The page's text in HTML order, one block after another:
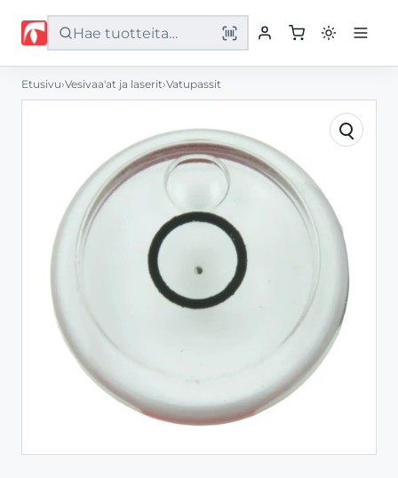
Etusivu
Palvelut
Yritys
Etusivu›Vesivaa'at ja laserit›Vatupassit